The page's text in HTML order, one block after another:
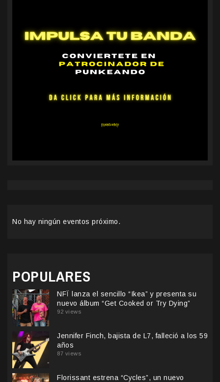
No hay ningún eventos próximo.
POPULARES
NFÏ lanza el sencillo “Ikea” y presenta su
nuevo álbum “Get Cooked or Try Dying”
92 views
Jennifer Finch, bajista de L7, falleció a los 59
años
87 views
Florissant estrena “Cycles”, un nuevo